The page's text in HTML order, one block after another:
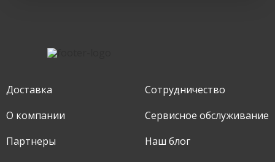
Доставка
О компании
Партнеры
Сотрудничество
Сервисное обслуживание
Наш блог